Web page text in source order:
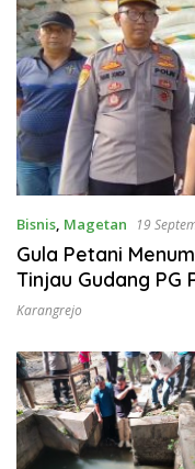
Bisnis, Magetan 19
Gula Petani
Tinjau Gudang PG
Karangrejo